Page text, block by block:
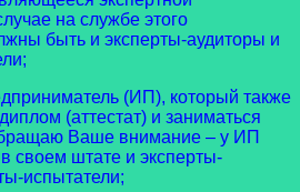
на службе этого
быть и эксперты-аудиторы и
(ИП), который также
(аттестат) и заниматься
Ваше внимание – у ИП
своем штате и эксперты-
испытатели;